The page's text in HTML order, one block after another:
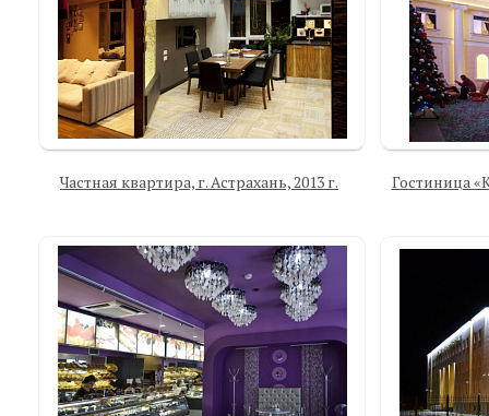
Частная квартира, г. Астрахань, 2013 г. Гостиница